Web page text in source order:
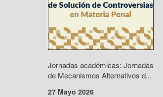
Jornadas académicas: Jornadas
de Mecanismos Alternativos d...
27 Mayo 2026